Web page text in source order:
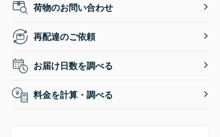
荷物のお問い合わせ
再配達のご依頼
お届け日数を調べる
料金を計算・調べる